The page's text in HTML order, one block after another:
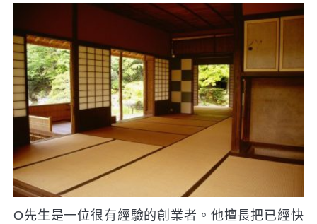
O先生是一位很有經驗的創業者。他擅長把已經快